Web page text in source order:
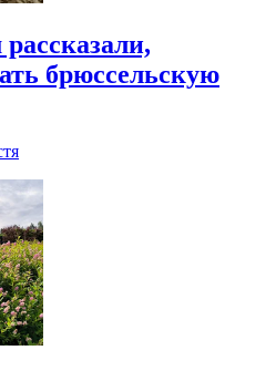
брюссельскую